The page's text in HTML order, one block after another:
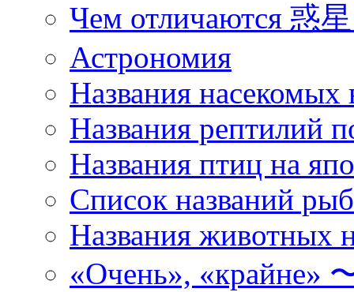
Чем отличаются 惑
Астрономия
Названия насекомых
Названия рептилий
Названия птиц на
Список названий
Названия животных
«Очень», «крайне»